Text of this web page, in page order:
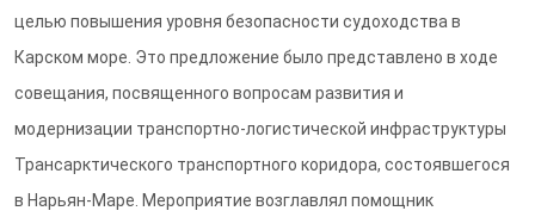
целью повышения уровня безопасности судоходства в
Карском море. Это предложение было представлено в ходе
совещания, посвященного вопросам развития и
модернизации транспортно-логистической инфраструктуры
Трансарктического транспортного коридора, состоявшегося
в Нарьян-Маре. Мероприятие возглавлял помощник